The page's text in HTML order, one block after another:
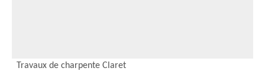
Travaux de charpente Claret